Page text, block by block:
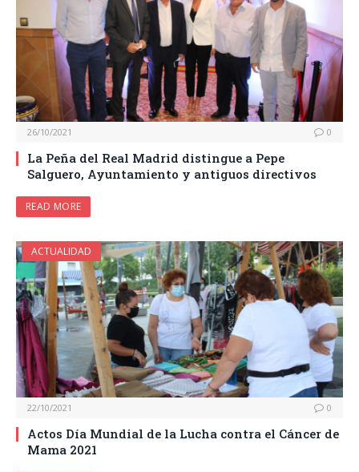
26/10/2021 0
La Peña del Real Madrid distingue a Pepe
Salguero, Ayuntamiento y antiguos directivos
READ MORE
ACTUALIDAD
22/10/2021 0
Actos Día Mundial de la Lucha contra el Cáncer de
Mama 2021